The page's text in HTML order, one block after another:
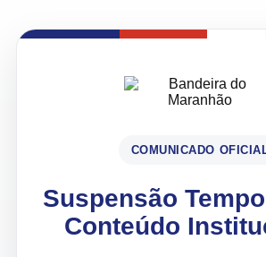
COMUNICADO
Suspensão
Conteúdo